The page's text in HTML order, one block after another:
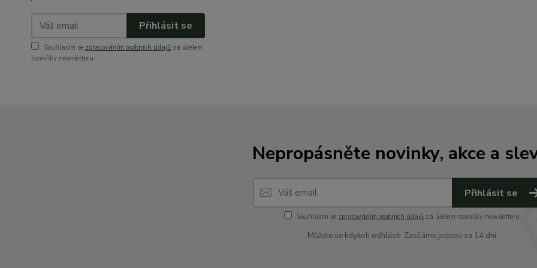
Přihlásit se
Souhlasím se zpracováním osobních údajů za účelem
rozesílky newsletteru.
Nepropásněte novinky, akce a
Přihlásit se
Souhlasím se zpracováním osobních údajů za účelem rozesílky newsletteru.
Můžete se kdykoli odhlásit. Zasíláme jednou za 14 dní.